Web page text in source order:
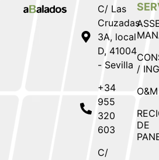
C/ Las
Cruzadas
3A, local
D, 41004
- Sevilla
+34
955
320
603
C/
/
O&M
DE